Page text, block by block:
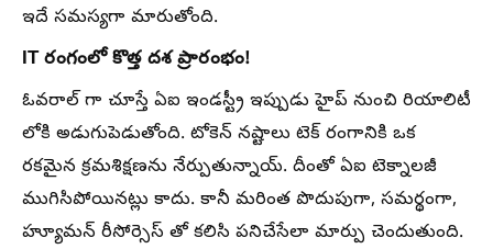
ఇదే సమస్యగా మారుతోంది.
IT రంగంలో కొత్త దశ ప్రారంభం!
ఓవరాల్ గా చూస్తే ఏఐ ఇండస్ట్రీ ఇప్పుడు హైప్ నుంచి రియాలిటీ
లోకి అడుగుపెడుతోంది. టోకెన్ నష్టాలు టెక్ రంగానికి ఒక
రకమైన క్రమశిక్షణను నేర్పుతున్నాయ్. దీంతో ఏఐ టెక్నాలజీ
ముగిసిపోయినట్లు కాదు. కానీ మరింత పొదుపుగా, సమర్థంగా,
హ్యూమన్ రీసోర్సెస్ తో కలిసి పనిచేసేలా మార్పు చెందుతుంది.